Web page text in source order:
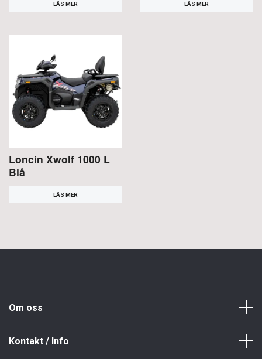
LÄS MER LÄS MER
Loncin Xwolf 1000 L
Blå
LÄS MER
Om oss
Kontakt / Info